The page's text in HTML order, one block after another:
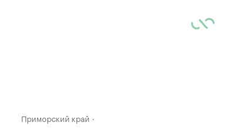
Приморский край